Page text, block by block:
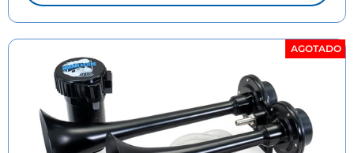
AGOTADO